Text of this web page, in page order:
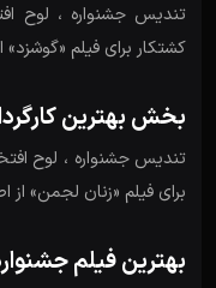
کشتکار برای فیلم «گوشزد»
بخش بهترین
برای فیلم «زنان لجمن» از
بهترین فیلم